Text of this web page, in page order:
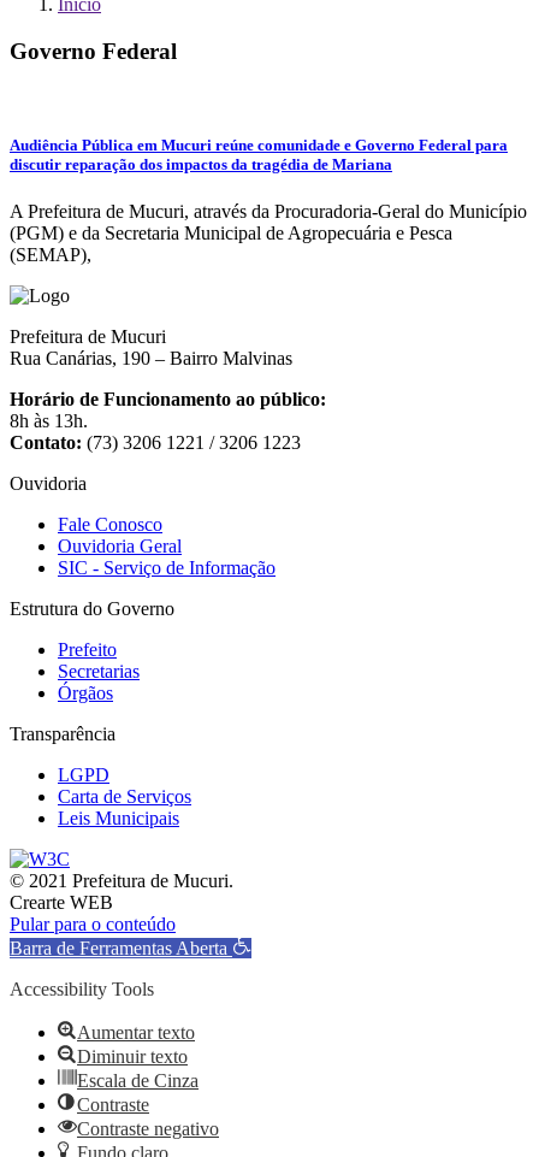
Início
Governo Federal
Audiência Pública em Mucuri reúne comunidade e Governo Federal para
discutir reparação dos impactos da tragédia de Mariana
A Prefeitura de Mucuri, através da Procuradoria-Geral do Município
(PGM) e da Secretaria Municipal de Agropecuária e Pesca
(SEMAP),
Prefeitura de Mucuri
Rua Canárias, 190 – Bairro Malvinas
Horário de Funcionamento ao público:
8h às 13h.
Contato: (73) 3206 1221 / 3206 1223
Ouvidoria
Fale Conosco
Ouvidoria Geral
SIC - Serviço de Informação
Estrutura do Governo
Prefeito
Secretarias
Órgãos
Transparência
LGPD
Carta de Serviços
Leis Municipais
© 2021 Prefeitura de Mucuri.
Crearte WEB
Pular para o conteúdo
Barra de Ferramentas Aberta
Accessibility Tools
Aumentar texto
Diminuir texto
Escala de Cinza
Contraste
Contraste negativo
Fundo claro